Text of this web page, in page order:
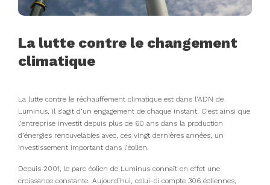
La lutte contre le changement
climatique
La lutte contre le réchauffement climatique est dans l’ADN de
Luminus, il s’agit d’un engagement de chaque instant. C’est ainsi que
l’entreprise investit depuis plus de 60 ans dans la production
d’énergies renouvelables avec, ces vingt dernières années, un
investissement important dans l’éolien.
Depuis 2001, le parc éolien de Luminus connaît en effet une
croissance constante. Aujourd’hui, celui-ci compte 306 éoliennes,